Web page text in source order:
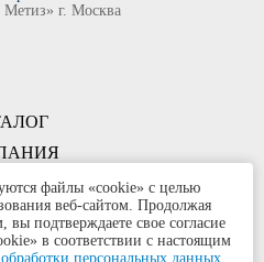
г. Москва
Метиз» 2000-2026
защищены
файлы «cookie» с целью
веб-сайтом. Продолжая
вы подтверждаете свое согласие
в соответствии с настоящим
персональных данных.